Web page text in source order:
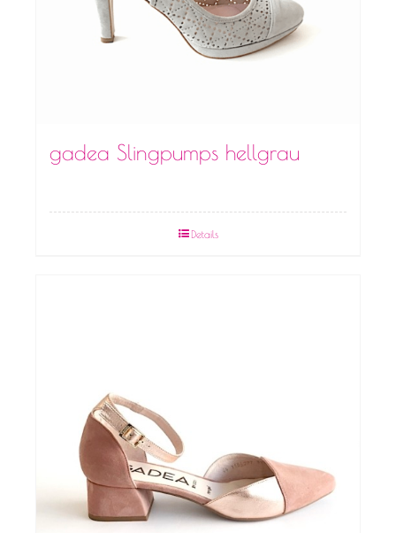
gadea Slingpumps hellgrau
Details